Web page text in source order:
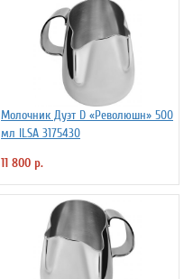
Молочник Дуэт D «Революшн» 500
мл ILSA 3175430
11 800 р.